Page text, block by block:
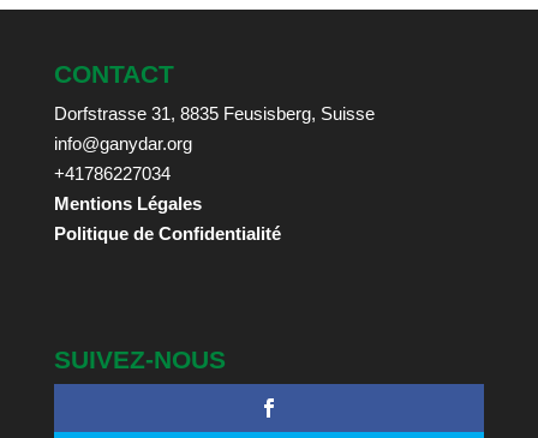
CONTACT
Dorfstrasse 31, 8835 Feusisberg, Suisse
info@ganydar.org
+41786227034
Mentions Légales
Politique de Confidentialité
SUIVEZ-NOUS